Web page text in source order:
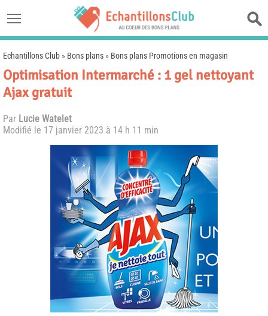
Echantillons Club » Bons plans » Bons plans Promotions en magasin
Optimisation Intermarché : 1 gel nettoyant
Ajax gratuit
Par Lucie Watelet
Modifié le 17 janvier 2023 à 14 h 11 min